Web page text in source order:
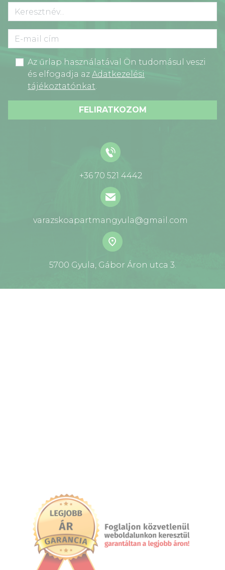
FELIRATKOZOM
Az űrlap használatával Ön tudomásul veszi
és elfogadja az Adatkezelési
tájékoztatónkat.
+36 70 521 4442
varazskoapartmangyula@gmail.com
5700 Gyula, Gábor Áron utca 3.